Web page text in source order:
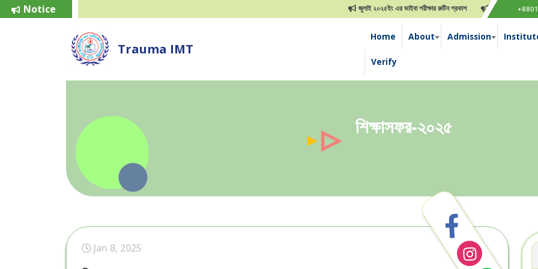
Notice জুলাই ২০২৫ইং এর ভাইবা পরীক্ষার রুটিন প্রকাশ জুলাই গণ-অভ্যুত্থান দিবস
Trauma IMT
Home About Admission
Verify
শিক্ষাসফর-২০২৫
Jan 8, 2025